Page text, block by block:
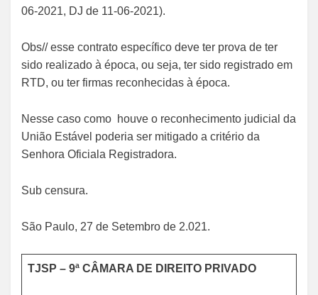
06-2021, DJ de 11-06-2021).
Obs// esse contrato específico deve ter prova de ter
sido realizado à época, ou seja, ter sido registrado em
RTD, ou ter firmas reconhecidas à época.
Nesse caso como houve o reconhecimento judicial da
União Estável poderia ser mitigado a critério da
Senhora Oficiala Registradora.
Sub censura.
São Paulo, 27 de Setembro de 2.021.
TJSP – 9ª CÂMARA DE DIREITO PRIVADO